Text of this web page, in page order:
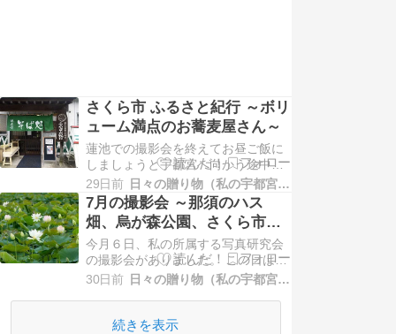
さくら市 ふるさと紀行 ～ボリ
ューム満点のお蕎麦屋さん～
蓮池での撮影会を終えてお昼ご飯に
しましょうと宇都宮へ向かう途中、
とても混んでいるお蕎麦屋さんがあ
ったので立ち寄ってみました。 ”楽
しい村おこしの会”という文言が気に
なります。 これは一緒に行ったメン
バーの頼んだ蕎麦２合とかき揚げの
セット。 個人的に蕎麦１合がひとり
分だと思ってい…
29日前 日々の贈り物（私の宇都宮生活）
7月の撮影会 ～那須のハス
畑、烏が森公園、さくら市ハ
ス池～
今月６日、私の所属する写真研究会
の撮影会がありました。 この日はま
だ右膝に激痛があったので、足を引
きずりながらの撮影。 思うように動
ねと堪能するばかり。 このハス畑は
30日前 日々の贈り物（私の宇都宮生活）
続きを表示